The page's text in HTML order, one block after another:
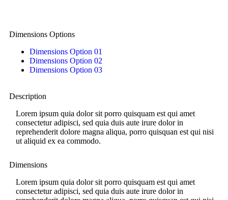
Dimensions Options
Dimensions Option 01
Dimensions Option 02
Dimensions Option 03
Description
Lorem ipsum quia dolor sit porro quisquam est qui amet
consectetur adipisci, sed quia duis aute irure dolor in
reprehenderit dolore magna aliqua, porro quisquan est qui nisi
ut aliquid ex ea commodo.
Dimensions
Lorem ipsum quia dolor sit porro quisquam est qui amet
consectetur adipisci, sed quia duis aute irure dolor in